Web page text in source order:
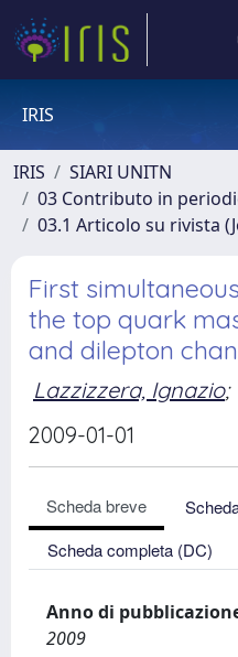
IRIS
IRIS
SIARI UNITN
03 Contributo in
03.1 Articolo su rivista
First
the top quark
and dilepton
Lazzizzera, Ignazio;
2009-01-01
Scheda breve
Scheda completa (DC)
Anno di
2009